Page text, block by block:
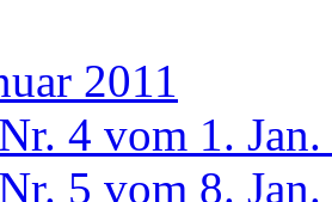
2011
Nr. 4 vom 1.
Nr. 5 vom 8.